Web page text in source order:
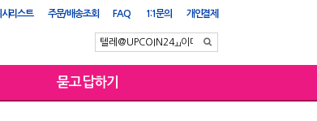
시리스트 주문/배송조회 FAQ 1:1문의 개인결제
묻고답하기